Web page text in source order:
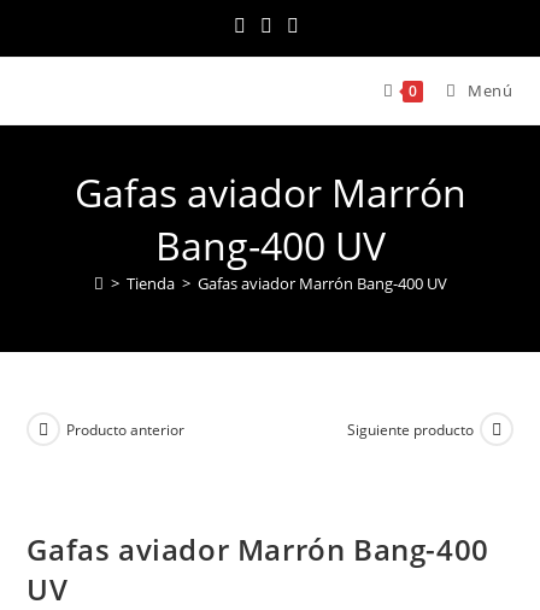
0 Menú
Gafas aviador Marrón
Bang-400 UV
> Tienda > Gafas aviador Marrón Bang-400 UV
Producto anterior Siguiente producto
Gafas aviador Marrón Bang-400
UV